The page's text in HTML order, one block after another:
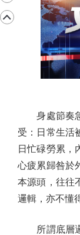
身處節奏急
受：日常生活
日忙碌勞累，
心疲累歸咎於
本源頭，往往
邏輯，亦不懂
所謂底層邏